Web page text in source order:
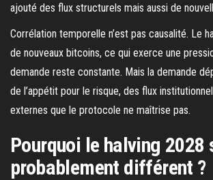
ajouté des flux structurels mais aussi de
Corrélation temporelle n’est pas causalité. Le
de nouveaux bitcoins, ce qui exerce une
demande reste constante. Mais la demande
de l’appétit pour le risque, des flux
externes que le protocole ne maîtrise pas.
Pourquoi le halving
probablement différent ?